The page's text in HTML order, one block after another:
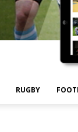
RUGBY